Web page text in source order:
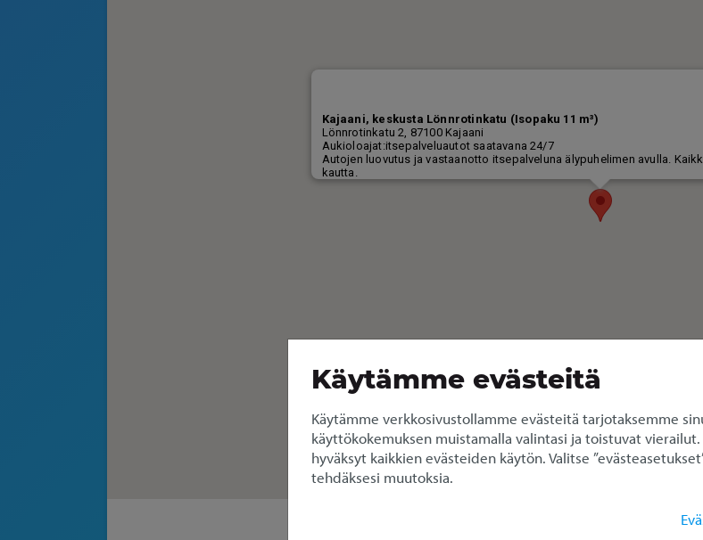
Käytämme evästeitä
Käytämme verkkosivustollamme evästeitä tarjotaksemme
käyttökokemuksen muistamalla valintasi ja toistuvat vierailut.
hyväksyt kaikkien evästeiden käytön. Valitse
tehdäksesi muutoksia.